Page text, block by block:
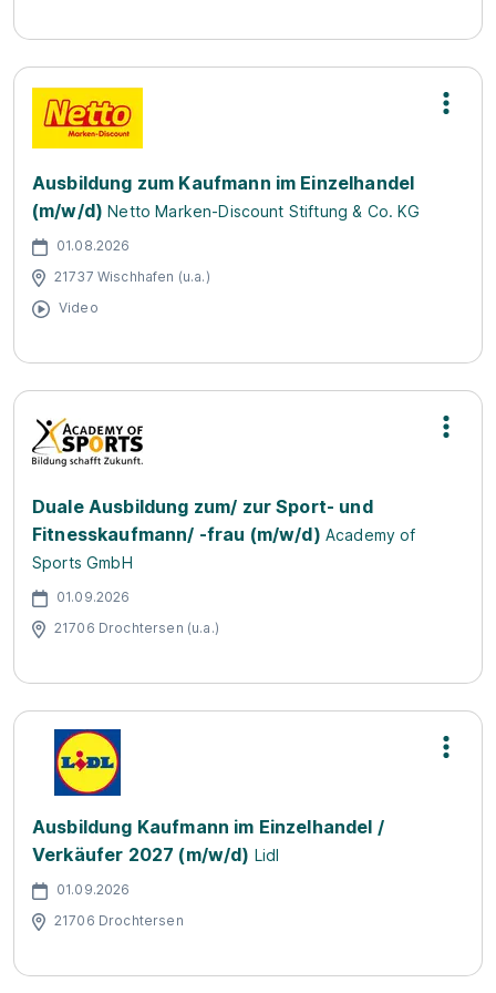
Ausbildung zum Kaufmann im Einzelhandel
(m/w/d) Netto Marken-Discount Stiftung & Co. KG
01.08.2026
21737 Wischhafen (u.a.)
Video
Duale Ausbildung zum/ zur Sport- und
Fitnesskaufmann/ -frau (m/w/d) Academy of
Sports GmbH
01.09.2026
21706 Drochtersen (u.a.)
Ausbildung Kaufmann im Einzelhandel /
Verkäufer 2027 (m/w/d) Lidl
01.09.2026
21706 Drochtersen